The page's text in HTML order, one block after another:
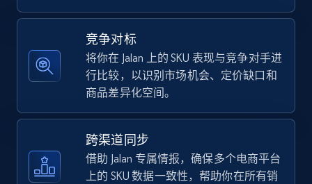
TikTok Shop - Collect TikTok shop products
URL, Title, Available, Description, Currency, Initial
price, Final price, Discount percent, and more.
TikTok Shop - discover records by shop url
竞争对标
将你在 Jalan 上的 SKU 表现与竞争对手进
行比较，以识别市场机会、定价缺口和
商品差异化空间。
跨渠道同步
借助 Jalan 专属情报，确保多个电商平台
上的 SKU 数据一致性，帮助你在所有销